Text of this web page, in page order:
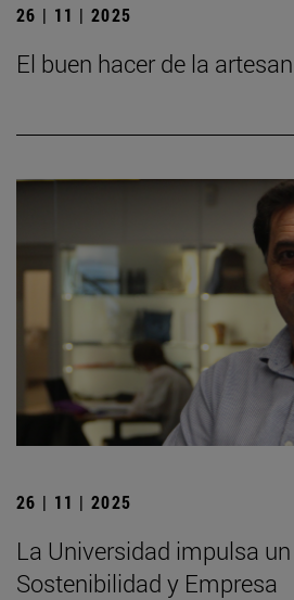
26 | 11 | 2025
El buen hacer de la
26 | 11 | 2025
La Universidad impulsa
Sostenibilidad y Empresa